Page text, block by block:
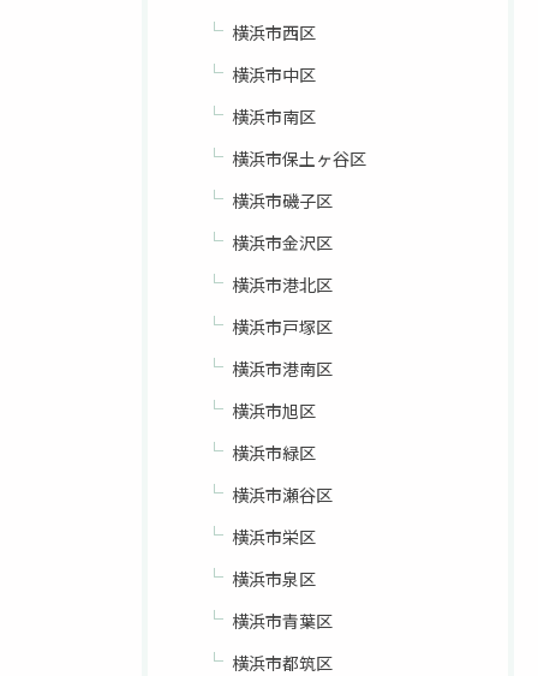
横浜市西区
横浜市中区
横浜市南区
横浜市保土ヶ谷区
横浜市磯子区
横浜市金沢区
横浜市港北区
横浜市戸塚区
横浜市港南区
横浜市旭区
横浜市緑区
横浜市瀬谷区
横浜市栄区
横浜市泉区
横浜市青葉区
横浜市都筑区